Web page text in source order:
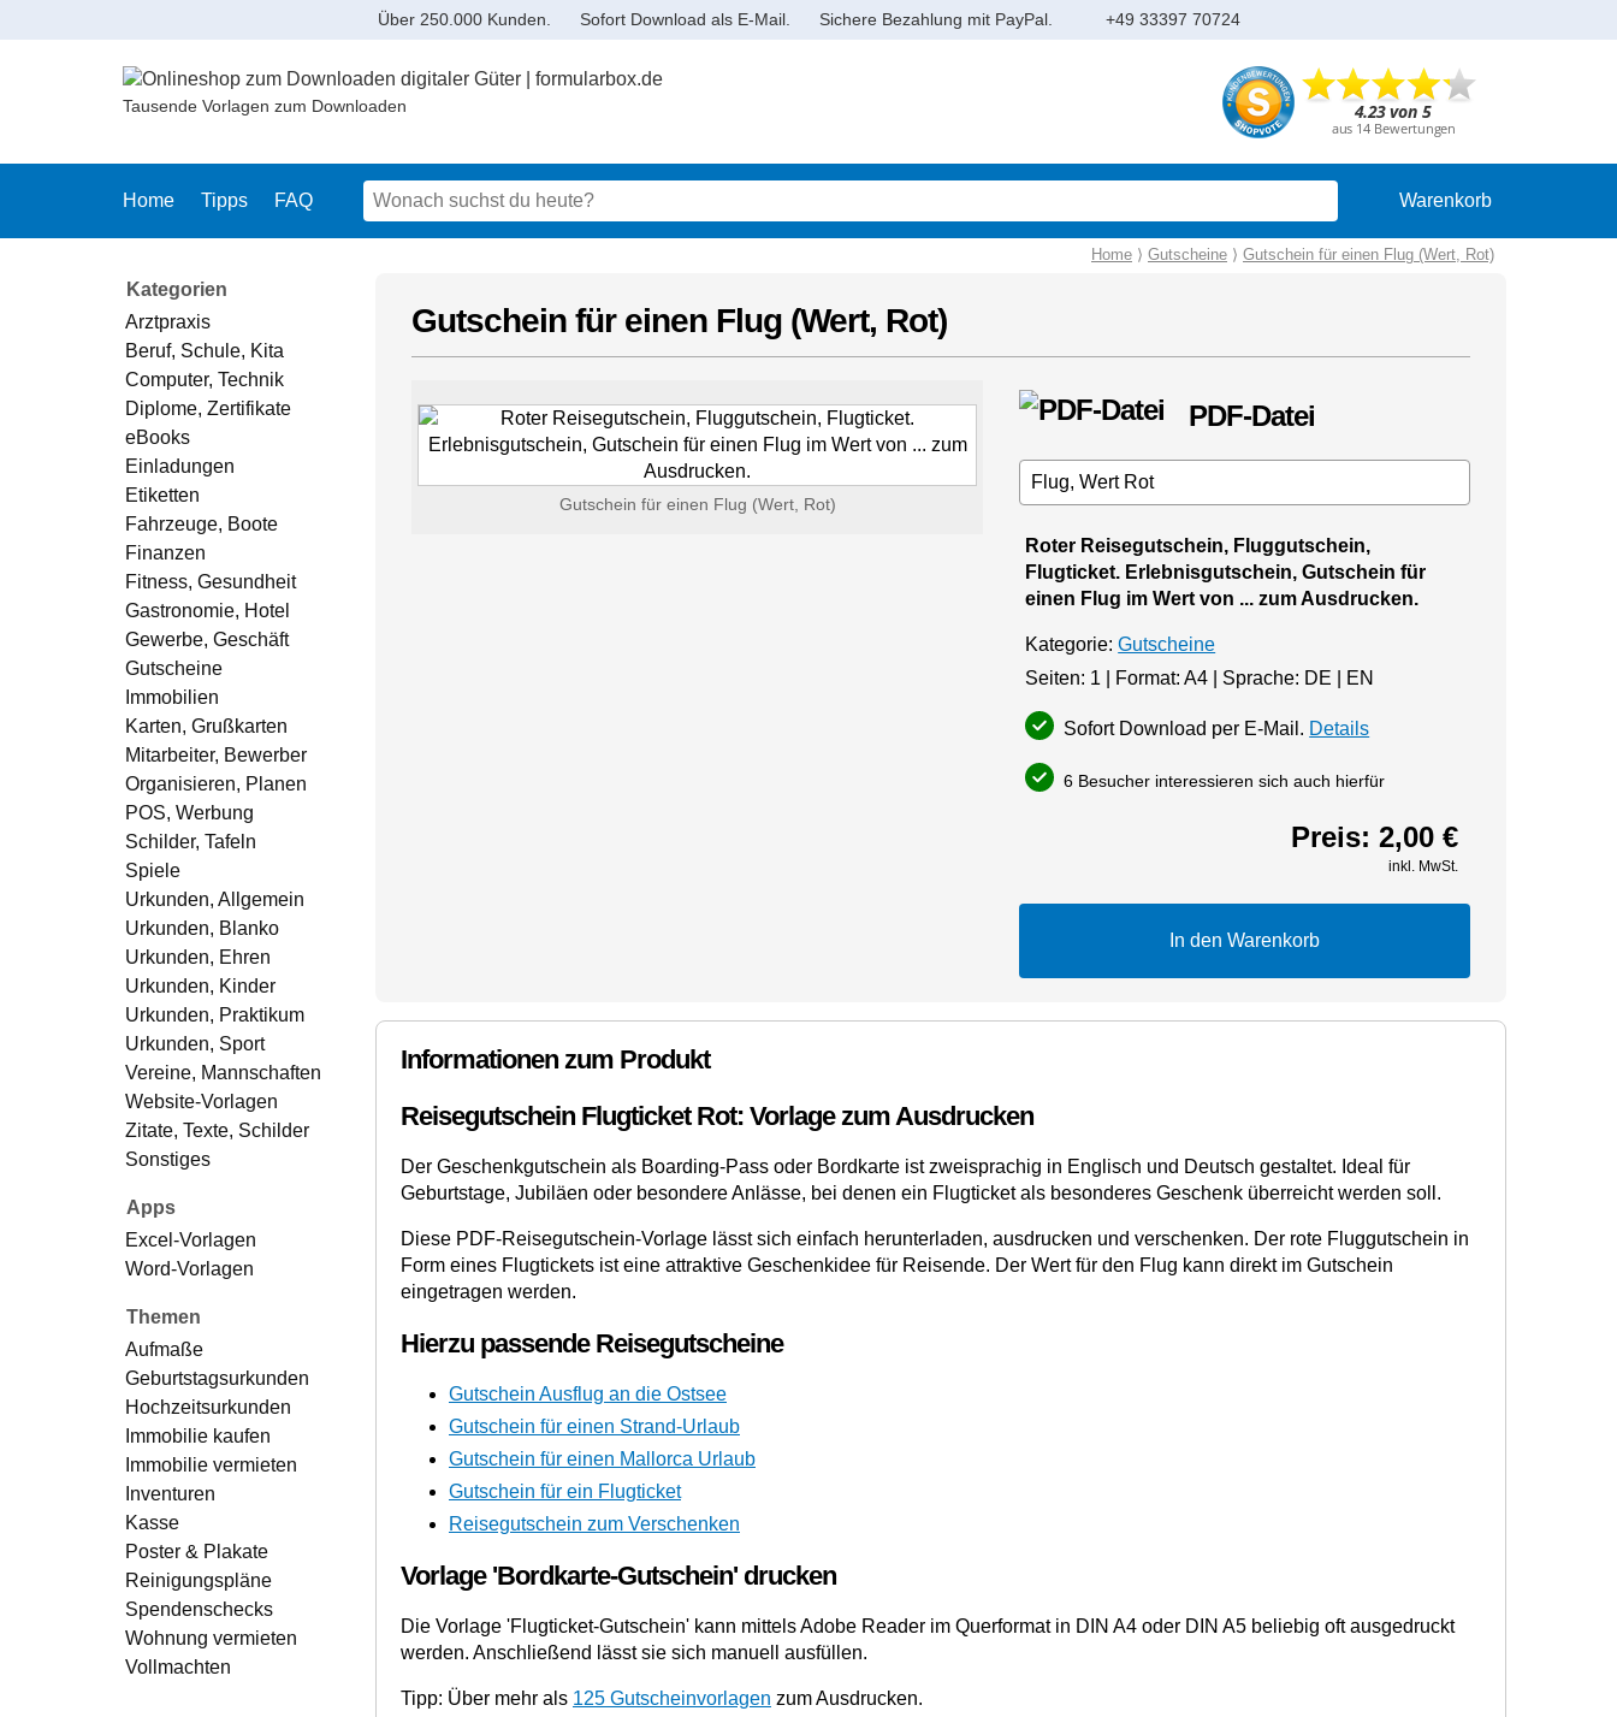
Tausende Vorlagen zum Downloaden
Home Tipps FAQ Warenkorb
Kategorien
Arztpraxis
Beruf, Schule, Kita
Computer, Technik
Diplome, Zertifikate
eBooks
Einladungen
Etiketten
Fahrzeuge, Boote
Finanzen
Fitness, Gesundheit
Gastronomie, Hotel
Gewerbe, Geschäft
Gutscheine
Immobilien
Karten, Grußkarten
Mitarbeiter, Bewerber
Organisieren, Planen
POS, Werbung
Schilder, Tafeln
Spiele
Urkunden, Allgemein
Urkunden, Blanko
Urkunden, Ehren
Urkunden, Kinder
Urkunden, Praktikum
Urkunden, Sport
Vereine, Mannschaften
Website-Vorlagen
Zitate, Texte, Schilder
Sonstiges
Apps
Excel-Vorlagen
Word-Vorlagen
Themen
Aufmaße
Geburtstagsurkunden
Hochzeitsurkunden
Immobilie kaufen
Immobilie vermieten
Inventuren
Kasse
Poster & Plakate
Reinigungspläne
Spendenschecks
Wohnung vermieten
Vollmachten
Home ⟩ Gutscheine ⟩ Gutschein für einen Flug (Wert, Rot)
Gutschein für einen Flug (Wert, Rot)
Gutschein für einen Flug (Wert, Rot)
PDF-Datei
Roter Reisegutschein, Fluggutschein,
Flugticket. Erlebnisgutschein, Gutschein für
einen Flug im Wert von ... zum Ausdrucken.
Kategorie:Gutscheine
Seiten: 1 | Format: A4 | Sprache: DE | EN
Sofort Download per E-Mail. Details
6 Besucher interessieren sich auch hierfür
Preis: 2,00 €
inkl. MwSt.
In den Warenkorb
Informationen zum Produkt
Reisegutschein Flugticket Rot: Vorlage zum Ausdrucken
Der Geschenkgutschein als Boarding-Pass oder Bordkarte ist zweisprachig in Englisch und Deutsch gestaltet. Ideal für
Geburtstage, Jubiläen oder besondere Anlässe, bei denen ein Flugticket als besonderes Geschenk überreicht werden soll.
Diese PDF-Reisegutschein-Vorlage lässt sich einfach herunterladen, ausdrucken und verschenken. Der rote Fluggutschein in
Form eines Flugtickets ist eine attraktive Geschenkidee für Reisende. Der Wert für den Flug kann direkt im Gutschein
eingetragen werden.
Hierzu passende Reisegutscheine
Gutschein Ausflug an die Ostsee
Gutschein für einen Strand-Urlaub
Gutschein für einen Mallorca Urlaub
Gutschein für ein Flugticket
Reisegutschein zum Verschenken
Vorlage 'Bordkarte-Gutschein' drucken
Die Vorlage 'Flugticket-Gutschein' kann mittels Adobe Reader im Querformat in DIN A4 oder DIN A5 beliebig oft ausgedruckt
werden. Anschließend lässt sie sich manuell ausfüllen.
Tipp: Über mehr als 125 Gutscheinvorlagen zum Ausdrucken.
Über 250.000 Kunden. Sofort Download als E-Mail. Sichere Bezahlung mit PayPal. +49 33397 70724